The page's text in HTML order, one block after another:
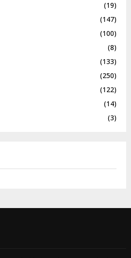
(19)
(147)
(100)
(8)
(133)
(250)
(122)
(14)
(3)